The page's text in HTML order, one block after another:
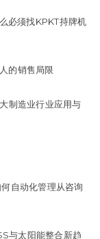
必须找KPKT持牌机
的销售局限
制造业行业应用与
自动化管理从咨询
与太阳能整合新趋